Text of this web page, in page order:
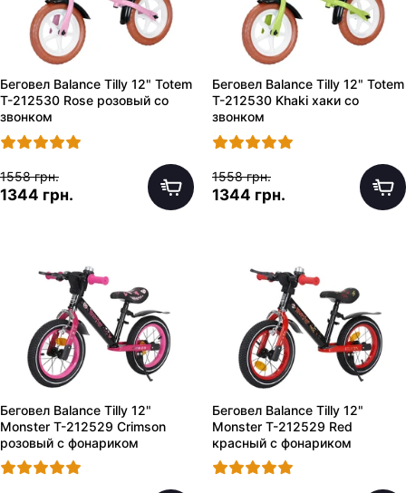
Беговел Balance Tilly 12" Totem
T-212530 Rose розовый со
звонком
1558 грн.
1344 грн.
Беговел Balance Tilly 12" Totem
T-212530 Khaki хаки со
звонком
1558 грн.
1344 грн.
Беговел Balance Tilly 12"
Monster T-212529 Crimson
розовый с фонариком
Беговел Balance Tilly 12"
Monster T-212529 Red
красный с фонариком